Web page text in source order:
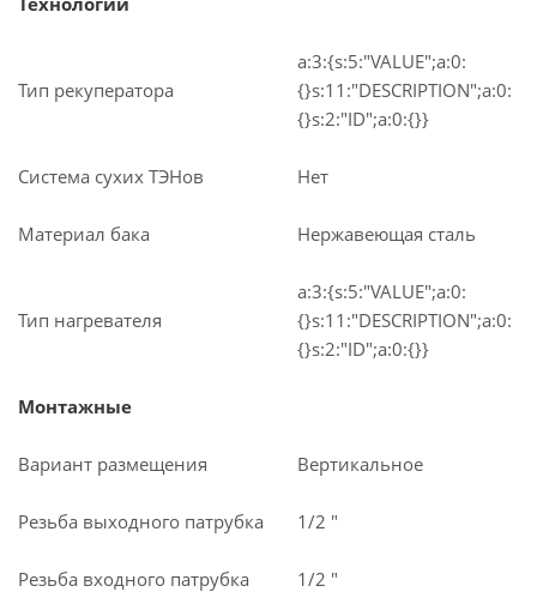
Тип рекуператора
a:3:{s:5:"VALUE";a:0:
{}s:11:"DESCRIPTION";a:0:
{}s:2:"ID";a:0:{}}
Система сухих ТЭНов Нет
Материал бака Нержавеющая сталь
Тип нагревателя
a:3:{s:5:"VALUE";a:0:
{}s:11:"DESCRIPTION";a:0:
{}s:2:"ID";a:0:{}}
Монтажные
Вариант размещения Вертикальное
Резьба выходного патрубка 1/2 "
Резьба входного патрубка 1/2 "